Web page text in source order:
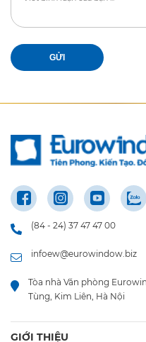
GỬI
(84 - 24) 37 47 47 00
infoew@eurowindow.biz
Tòa nhà Văn phòng
Tùng, Kim Liên, Hà Nội
GIỚI THIỆU